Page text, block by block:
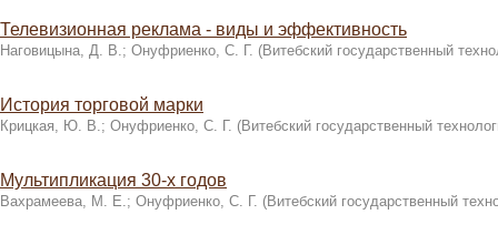
Телевизионная реклама - виды и эффективность
Наговицына, Д. В.; Онуфриенко, С. Г. (Витебский государственный
История торговой марки
Крицкая, Ю. В.; Онуфриенко, С. Г. (Витебский государственный
Мультипликация 30-х годов
Вахрамеева, М. Е.; Онуфриенко, С. Г. (Витебский государственный